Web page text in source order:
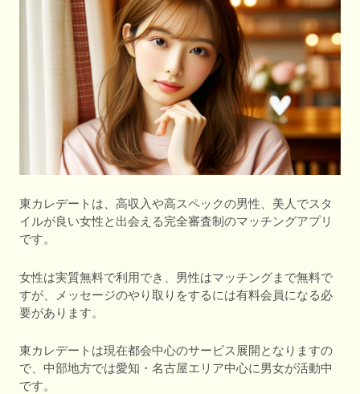
東カレデートは、高収入や高スペックの男性、美人でスタ
イルが良い女性と出会える完全審査制のマッチングアプリ
です。
女性は実質無料で利用でき、男性はマッチングまで無料で
すが、メッセージのやり取りをするには有料会員になる必
要があります。
東カレデートは現在都会中心のサービス展開となりますの
で、中部地方では愛知・名古屋エリア中心に男女が活動中
です。